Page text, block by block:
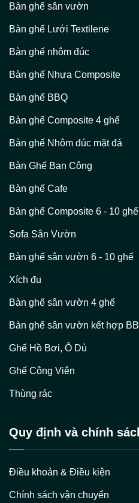
Bàn ghế sân vườn
Bàn ghế Lưới Textilene
Bàn ghế nhôm đúc
Bàn ghế Nhựa Composite
Bàn ghế BBQ
Bàn ghế Composite 4 ghế
Bàn ghế Nhôm đúc mặt đá
Bàn Ghế Ban Công
Bàn ghế Cafe
Bàn ghế Composite 6 - 10 ghế
Sofa Sân Vườn
Bàn ghế sân vườn 6 - 10 ghế
Xích đu
Bàn ghế sân vườn 4 ghế
Bàn ghế sân vườn kết hợp
Ghế Hồ Bơi, Ô Dù
Ghế Công Viên
Thùng rác
Quy định và chính
Điều khoản & Điều kiện
Chính sách vận chuyển